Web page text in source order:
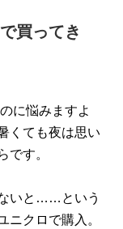
買ってき
に悩みますよ
くても夜は思い
です。
いと……という
ニクロで購入。